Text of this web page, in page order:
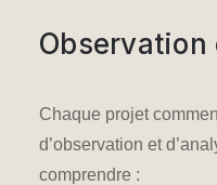
Observation
Chaque projet
d’observation et
comprendre :